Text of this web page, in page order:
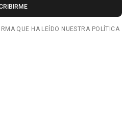
QUE HA LEÍDO NUESTRA POLÍTICA